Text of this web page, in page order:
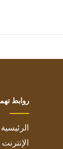
روابط
الرئيسية
الإنترنت